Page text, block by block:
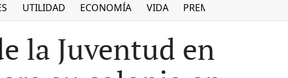
UTILIDAD ECONOMÍA VIDA PREMIUM
la Juventud en